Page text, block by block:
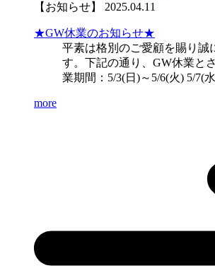
【お知らせ】 2025.04.11
★GW休業のお知らせ★
平素は格別のご愛顧を賜り誠
す。下記の通り、GW休業と
業期間：5/3(日)～5/6(火) 5/7(
more